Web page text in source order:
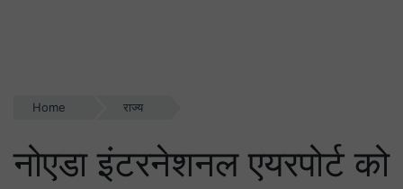
Home राज्य
नोएडा इंटरनेशनल एयरपोर्ट को